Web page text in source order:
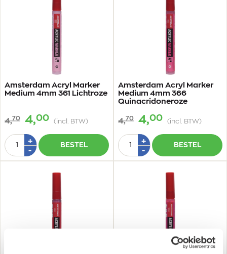
Amsterdam Acryl Marker
Medium 4mm 361 Lichtroze
4,70 4,00 (incl. BTW)
Aantal
+Plus
-Min
1
BESTEL
Amsterdam Acryl Marker
Medium 4mm 366
Quinacridoneroze
4,70 4,00 (incl. BTW)
Aantal
+Plus
-Min
1
BESTEL